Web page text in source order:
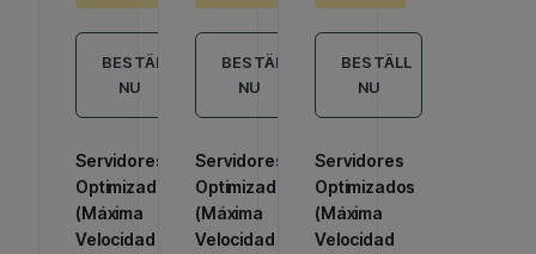
BESTÄLL
NU
Servidores
Optimizados
(Máxima
Velocidad
BESTÄLL
NU
Servidores
Optimizados
(Máxima
Velocidad
BESTÄLL
NU
Servidores
Optimizados
(Máxima
Velocidad